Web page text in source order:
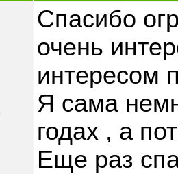
Спасибо
очень
интересом
Я сама
годах , а
Еще раз